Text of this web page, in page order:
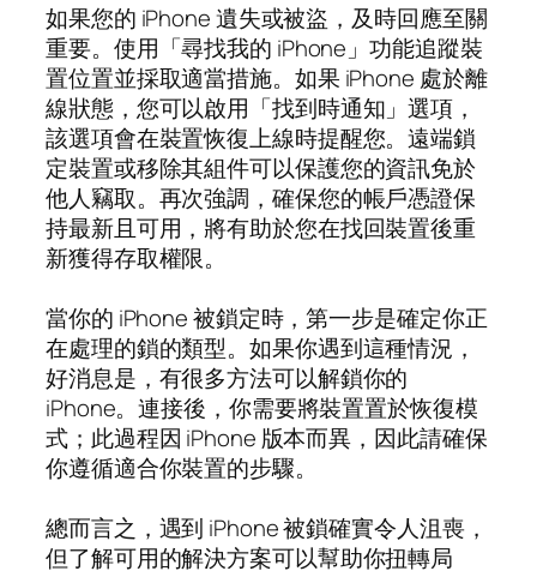
如果您的 iPhone 遺失或被盜，及時回應至關
重要。使用「尋找我的 iPhone」功能追蹤裝
置位置並採取適當措施。如果 iPhone 處於離
線狀態，您可以啟用「找到時通知」選項，
該選項會在裝置恢復上線時提醒您。遠端鎖
定裝置或移除其組件可以保護您的資訊免於
他人竊取。再次強調，確保您的帳戶憑證保
持最新且可用，將有助於您在找回裝置後重
新獲得存取權限。
當你的 iPhone 被鎖定時，第一步是確定你正
在處理的鎖的類型。如果你遇到這種情況，
好消息是，有很多方法可以解鎖你的
iPhone。連接後，你需要將裝置置於恢復模
式；此過程因 iPhone 版本而異，因此請確保
你遵循適合你裝置的步驟。
總而言之，遇到 iPhone 被鎖確實令人沮喪，
但了解可用的解決方案可以幫助你扭轉局